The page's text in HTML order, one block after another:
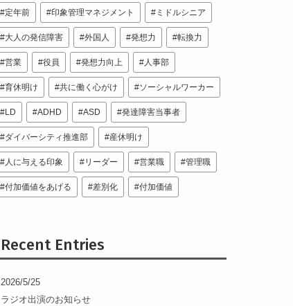
定年前 印象管理マネジメント ミドルシニア
大人の発信障害 外国人 発想力 転換力
営業 役員 発想力向上 人事部
育休明け 共に働く心がけ ソーシャルワーカー
LD ADHD ASD 発達障害当事者
ダイバーシティ推進部 産休明け
人に与える印象 リーダー 営業職 管理職
付加価値をあげる 差別化 付加価値
Recent Entries
2026/5/25
ラジオ出演のお知らせ